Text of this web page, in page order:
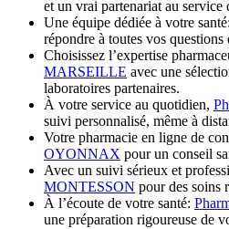
et un vrai partenariat au service
Une équipe dédiée à votre santé:
répondre à toutes vos questions
Choisissez l’expertise
MARSEILLE avec une
laboratoires partenaires.
À votre service au quotidien,
suivi personnalisé, même à
Votre pharmacie en ligne de
OYONNAX pour un conseil
Avec un suivi sérieux et
MONTESSON pour des soins
À l’écoute de votre santé:
une préparation rigoureuse de